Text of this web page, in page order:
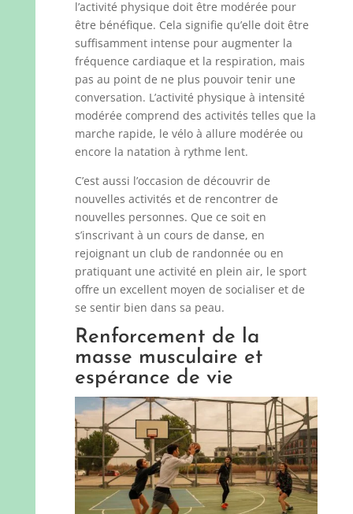
l’activité physique doit être modérée pour
être bénéfique. Cela signifie qu’elle doit être
suffisamment intense pour augmenter la
fréquence cardiaque et la respiration, mais
pas au point de ne plus pouvoir tenir une
conversation. L’activité physique à intensité
modérée comprend des activités telles que la
marche rapide, le vélo à allure modérée ou
encore la natation à rythme lent.
C’est aussi l’occasion de découvrir de
nouvelles activités et de rencontrer de
nouvelles personnes. Que ce soit en
s’inscrivant à un cours de danse, en
rejoignant un club de randonnée ou en
pratiquant une activité en plein air, le sport
offre un excellent moyen de socialiser et de
se sentir bien dans sa peau.
Renforcement de la
masse musculaire et
espérance de vie